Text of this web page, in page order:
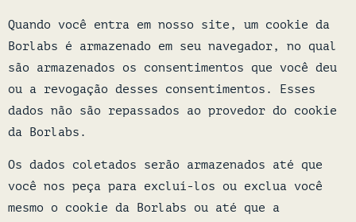
Quando você entra em nosso site, um cookie da
Borlabs é armazenado em seu navegador, no qual
são armazenados os consentimentos que você deu
ou a revogação desses consentimentos. Esses
dados não são repassados ao provedor do cookie
da Borlabs.
Os dados coletados serão armazenados até que
você nos peça para excluí-los ou exclua você
mesmo o cookie da Borlabs ou até que a